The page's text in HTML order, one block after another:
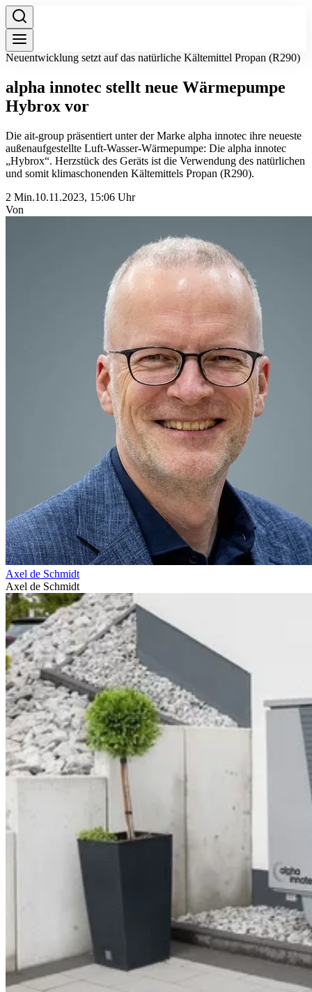
Neuentwicklung setzt auf das natürliche Kältemittel Propan (R290)
alpha innotec stellt neue Wärmepumpe
Hybrox vor
Die ait-group präsentiert unter der Marke alpha innotec ihre neueste
außenaufgestellte Luft-Wasser-Wärmepumpe: Die alpha innotec
„Hybrox“. Herzstück des Geräts ist die Verwendung des natürlichen
und somit klimaschonenden Kältemittels Propan (R290).
2 Min.10.11.2023, 15:06 Uhr
Von
Axel de Schmidt
Axel de Schmidt